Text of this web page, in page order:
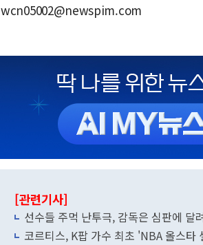
wcn05002@newspim.com
[관련기사]
선수들 주먹 난투극, 감독은 심판에 달
코르티스, K팝 가수 최초 'NBA 올스타